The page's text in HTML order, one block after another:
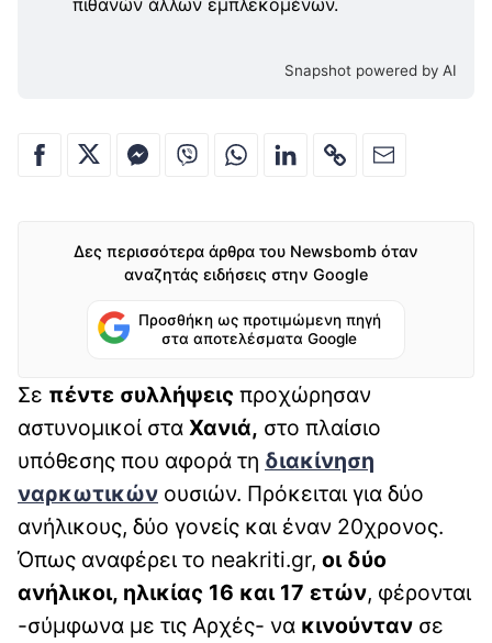
Snapshot powered by AI
Δες περισσότερα άρθρα του Newsbomb όταν
αναζητάς ειδήσεις στην Google
Προσθήκη ως προτιμώμενη πηγή
στα αποτελέσματα Google
Σε πέντε συλλήψεις προχώρησαν
αστυνομικοί στα Χανιά, στο πλαίσιο
υπόθεσης που αφορά τη διακίνηση
ναρκωτικών ουσιών. Πρόκειται για δύο
ανήλικους, δύο γονείς και έναν 20χρονος.
Όπως αναφέρει το neakriti.gr, οι δύο
ανήλικοι, ηλικίας 16 και 17 ετών, φέρονται
-σύμφωνα με τις Αρχές- να κινούνταν σε